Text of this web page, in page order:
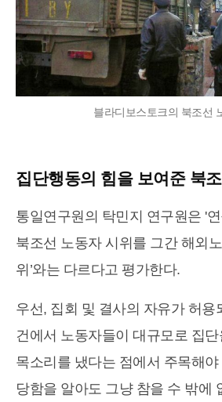
블라디보스토크의 북조선
집단행동의 힘을 보여준 북
통일연구원의 탁민지 연구원은 '
북조선 노동자 시위를 그간 해외
위’와는 다르다고 평가한다.
우선, 집회 및 결사의 자유가 허용
건에서 노동자들이 대규모로 집단
목소리를 냈다는 점에서 주목해
당함을 알아도 그냥 참을 수 밖에